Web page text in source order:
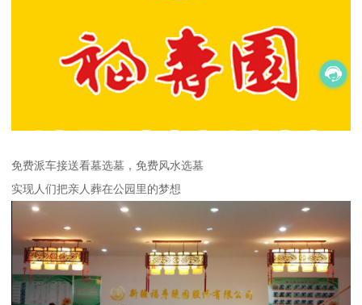
免费派车接送看墓选墓，免费风水选墓
实现人们把亲人葬在公园里的梦想